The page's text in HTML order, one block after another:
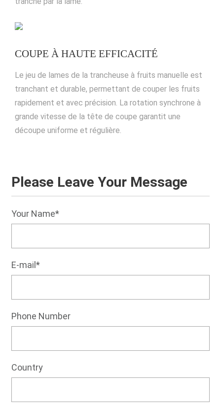
COUPE À HAUTE EFFICACITÉ
Le jeu de lames de la trancheuse à fruits manuelle est
tranchant et durable, permettant de couper les fruits
rapidement et avec précision. La rotation synchrone à
grande vitesse de la tête de coupe garantit une
découpe uniforme et régulière.
Please Leave Your Message
Your Name*
E-mail*
Phone Number
Country